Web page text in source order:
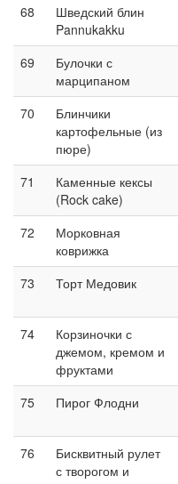
68
Шведский блин
Pannukakku
69
Булочки с
марципаном
70
Блинчики
картофельные (из
пюре)
71
Каменные кексы
(Rock cake)
72
Морковная
коврижка
73
Торт Медовик
74
Корзиночки с
джемом, кремом и
фруктами
75 Пирог Флодни
76
Бисквитный рулет
с творогом и